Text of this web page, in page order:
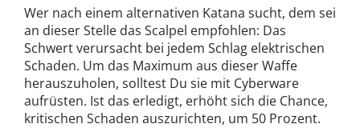
Wer nach einem alternativen Katana sucht, dem sei
an dieser Stelle das Scalpel empfohlen: Das
Schwert verursacht bei jedem Schlag elektrischen
Schaden. Um das Maximum aus dieser Waffe
herauszuholen, solltest Du sie mit Cyberware
aufrüsten. Ist das erledigt, erhöht sich die Chance,
kritischen Schaden auszurichten, um 50 Prozent.